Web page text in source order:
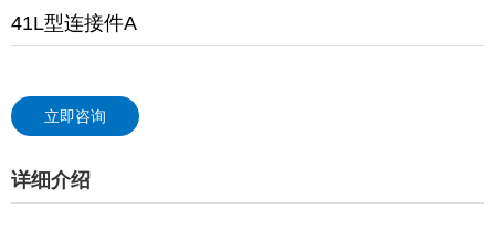
41L型连接件A
立即咨询
详细介绍